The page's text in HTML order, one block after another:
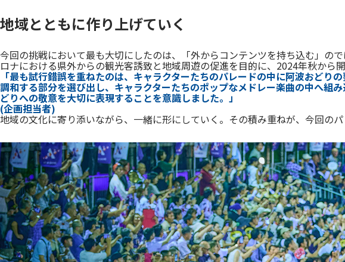
地域とともに作り上げていく
今回の挑戦において最も大切にしたのは、「外からコンテンツを持ち込む」の
ロナにおける県外からの観光客誘致と地域周遊の促進を目的に、2024年秋から
「最も試行錯誤を重ねたのは、キャラクターたちのパレードの中に阿波おどり
調和する部分を選び出し、キャラクターたちのポップなメドレー楽曲の中へ組
どりへの敬意を大切に表現することを意識しました。」
(企画担当者)
地域の文化に寄り添いながら、一緒に形にしていく。その積み重ねが、今回のパ